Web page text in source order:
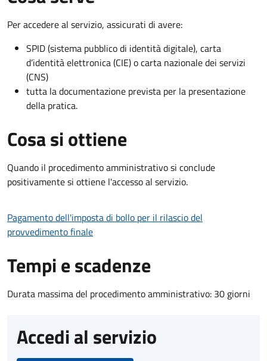
Per accedere al servizio, assicurati di avere:
SPID (sistema pubblico di identità digitale), carta
d’identità elettronica (CIE) o carta nazionale dei servizi
(CNS)
tutta la documentazione prevista per la presentazione
della pratica.
Cosa si ottiene
Quando il procedimento amministrativo si conclude
positivamente si ottiene l'accesso al servizio.
Pagamento dell'imposta di bollo per il rilascio del
provvedimento finale
Tempi e scadenze
Durata massima del procedimento amministrativo: 30 giorni
Accedi al servizio